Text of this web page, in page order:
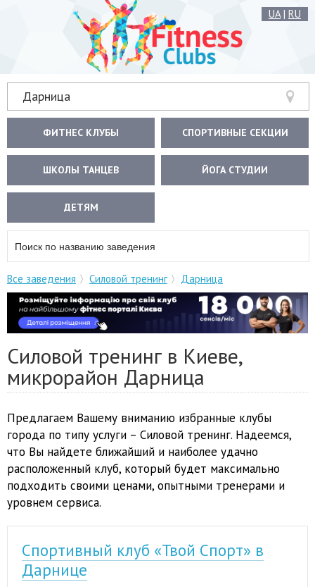
UA| RU
Дарница
ФИТНЕС КЛУБЫ СПОРТИВНЫЕ СЕКЦИИ
ШКОЛЫ ТАНЦЕВ ЙОГА СТУДИИ
ДЕТЯМ
Все заведения Силовой тренинг Дарница
Силовой тренинг в Киеве,
микрорайон Дарница
Предлагаем Вашему вниманию избранные клубы
города по типу услуги – Силовой тренинг. Надеемся,
что Вы найдете ближайший и наиболее удачно
расположенный клуб, который будет максимально
подходить своими ценами, опытными тренерами и
уровнем сервиса.
Спортивный клуб «Твой Спорт» в
Дарнице